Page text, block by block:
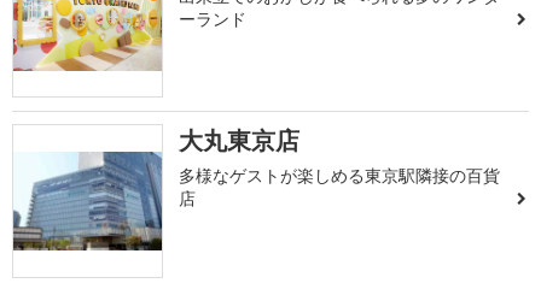
ーランド
大丸東京店
多様なゲストが楽しめる東京駅隣接の百貨
店